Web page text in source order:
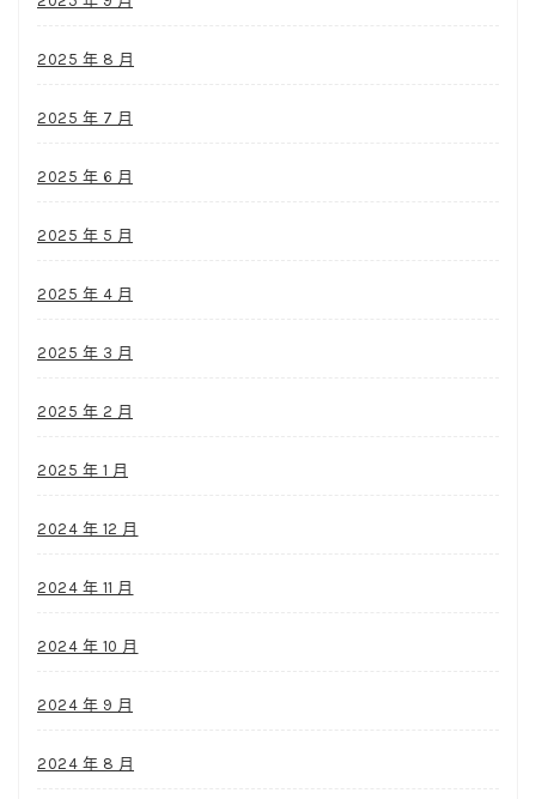
2025 年 8 月
2025 年 7 月
2025 年 6 月
2025 年 5 月
2025 年 4 月
2025 年 3 月
2025 年 2 月
2025 年 1 月
2024 年 12 月
2024 年 11 月
2024 年 10 月
2024 年 9 月
2024 年 8 月